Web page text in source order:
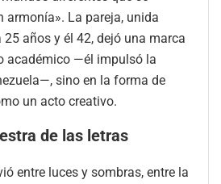
armonía». La pareja, unida
años y él 42, dejó una marca
académico —él impulsó la
sino en la forma de
un acto creativo.
de las letras
entre luces y sombras, entre la